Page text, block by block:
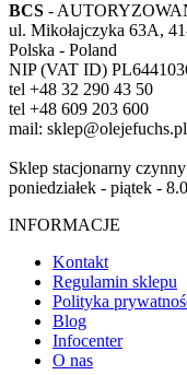
BCS -
ul. Mikołajczyka 63A,
Polska - Poland
NIP (VAT ID)
tel +48 32 290 43 50
tel +48 609 203 600
mail: sklep@olejefuchs.pl
Sklep stacjonarny
poniedziałek - piątek -
INFORMACJE
Kontakt
Regulamin sklepu
Polityka
Blog
Infocenter
O nas